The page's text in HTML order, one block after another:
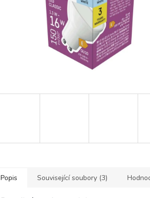
Popis Související soubory (3)